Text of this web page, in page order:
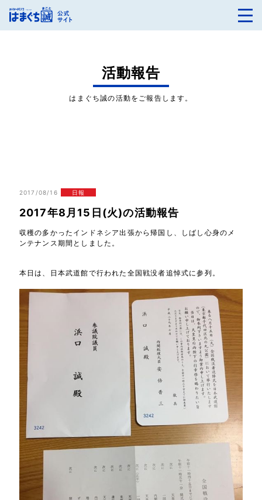
活動報告
はまぐち誠の活動をご報告します。
2017/08/16 日報
2017年8月15日(火)の活動報告
収穫の多かったインドネシア出張から帰国し、しばし心身のメ
ンテナンス期間としました。
本日は、日本武道館で行われた全国戦没者追悼式に参列。